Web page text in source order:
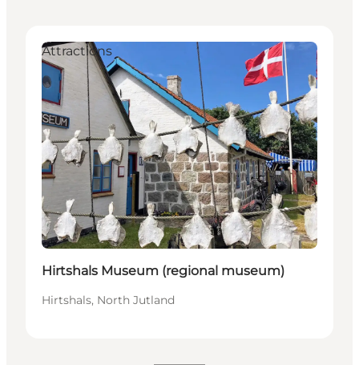
Attractions
Hirtshals Museum (regional museum)
Hirtshals, North Jutland